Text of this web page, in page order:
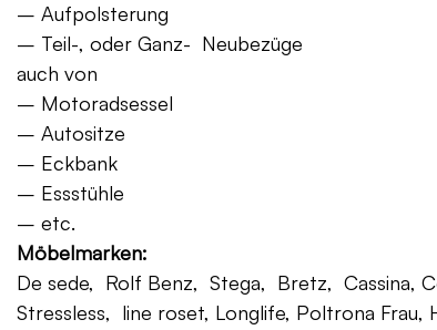
– Aufpolsterung
– Teil-, oder Ganz- Neubezüge
auch von
– Motoradsessel
– Autositze
– Eckbank
– Essstühle
– etc.
Möbelmarken:
De sede, Rolf Benz, Stega, Bretz, Cassina,
Stressless, line roset, Longlife, Poltrona Frau,